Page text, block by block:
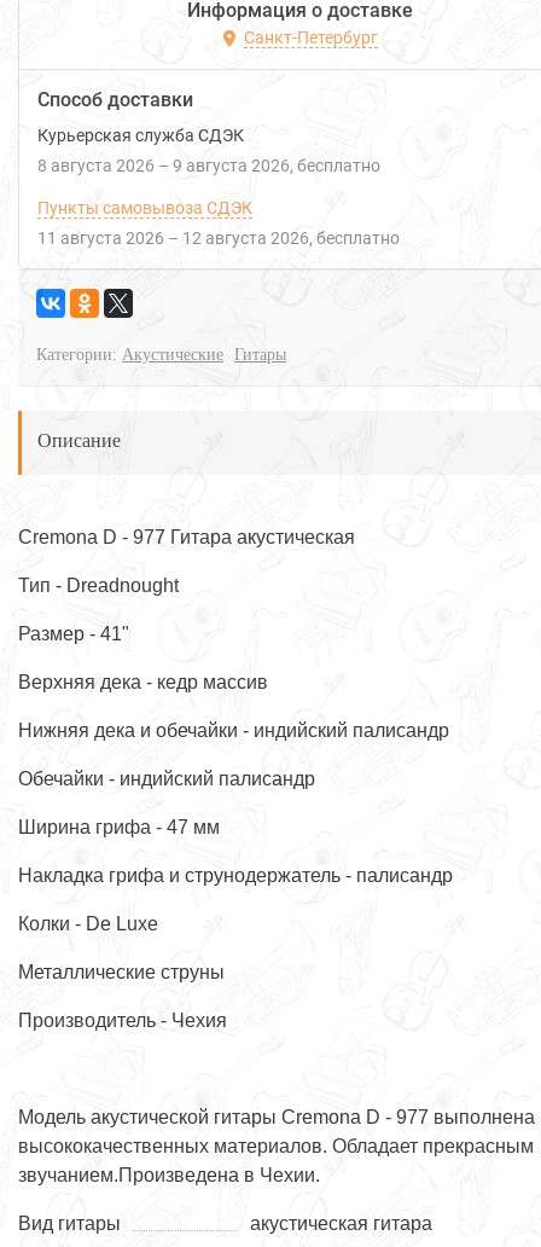
Информация о доставке
Санкт-Петербург
Способ доставки
Курьерская служба СДЭК
8 августа 2026 – 9 августа 2026 Бесплатно
Пункты самовывоза СДЭК
11 августа 2026 – 12 августа 2026 Бесплатно
Категории: Акустические Гитары
Описание
Cremona D - 977 Гитара акустическая
Тип - Dreadnought
Размер - 41"
Верхняя дека - кедр массив
Нижняя дека и обечайки - индийский палисандр
Обечайки - индийский палисандр
Ширина грифа - 47 мм
Накладка грифа и струнодержатель - палисандр
Колки - De Luxe
Металлические струны
Производитель - Чехия
Модель акустической гитары Cremona D - 977 выполнена
высококачественных материалов. Обладает прекрасным
звучанием.Произведена в Чехии.
Вид гитары акустическая гитара